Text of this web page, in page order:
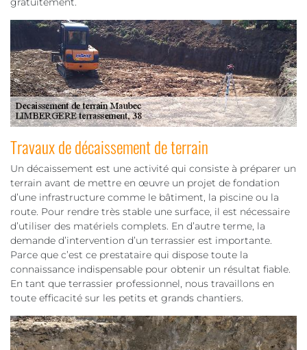
Travaux de décaissement de terrain
Un décaissement est une activité qui consiste à préparer un
terrain avant de mettre en œuvre un projet de fondation
d’une infrastructure comme le bâtiment, la piscine ou la
route. Pour rendre très stable une surface, il est nécessaire
d’utiliser des matériels complets. En d’autre terme, la
demande d’intervention d’un terrassier est importante.
Parce que c’est ce prestataire qui dispose toute la
connaissance indispensable pour obtenir un résultat fiable.
En tant que terrassier professionnel, nous travaillons en
toute efficacité sur les petits et grands chantiers.